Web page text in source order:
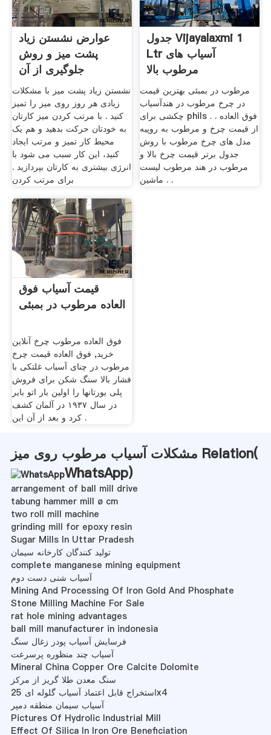
عوارض نشستن زیاد
پشت میز و روش
جلوگیری از آن
نشستن زیاد پشت میز با مشکلات
زیادی هر روز روی میز را تمیز
کنید . با مرتب کردن میز کارتان
به خودتان حرکت بدهید و هم یک
محیط کار تمیز و مرتب ایجاد
کنید، این کار سبب می شود با
انرژی بیشتری به کارتان بپردازید .
برای مرتب کردن
جدول Vijayalaxmi 1
Ltr آسیاب های
مرطوب بالا
مرطوب در بمبئی بهترین قیمت
در چرخ مرطوب در هند آسیاب
چکشی برای phils . . فوق العاده
از قیمت چرخ و مرطوب به روپیه
مدل های چرخ مرطوب با روش
جدول برتر قیمت چرخ بالا و
مرطوب در هند مرطوب لیست
ماشین . .
قیمت آسیاب فوق
العاده مرطوب در بمبئی
فوق العاده مرطوب چرخ آنلاین
خرید, فوق العاده قیمت چرخ
مرطوب در چنای آسیاب غلتکی با
فشار بالا سنگ شکن برای فروش
پلی یورتانها را اولین بار اتو بایر
در سال ۱۹۳۷ در آلمان کشف
کرد و بعد از آن این .
مشکلات آسیاب مرطوب روی میز Relation(
WhatsApp)
arrangement of ball mill drive
tabung hammer mill ø cm
two roll mill machine
grinding mill for epoxy resin
Sugar Mills In Uttar Pradesh
تولید کنندگان کارخانه سیمان
complete manganese mining equipment
آسیاب شنی دست دوم
Mining And Processing Of Iron Gold And Phosphate
Stone Milling Machine For Sale
rat hole mining advantages
ball mill manufacturer in indonesia
فرسایش آسیاب پودر زغال سنگ
آسیاب چند منظوره پرسرعت
Mineral China Copper Ore Calcite Dolomite
سنگ معدن طلا گریز از مرکز
استخراج قابل اعتماد آسیاب گلوله ای 25x4
آسیاب سیمان منطقه دمپر
Pictures Of Hydrolic Industrial Mill
Effect Of Silica In Iron Ore Beneficiation